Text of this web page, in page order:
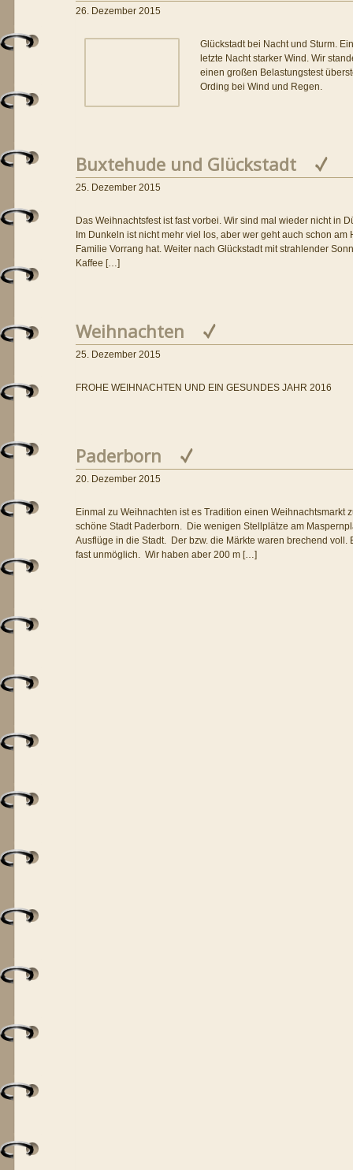
26. Dezember 2015
Glückstadt bei Nacht und Sturm.
letzte Nacht starker Wind. Wir
einen großen Belastungstest
Ording bei Wind und Regen.
Buxtehude und Glückstadt
25. Dezember 2015
Das Weihnachtsfest ist fast vorbei. Wir sind mal wieder nicht in
Im Dunkeln ist nicht mehr viel los, aber wer geht auch schon
Familie Vorrang hat. Weiter nach Glückstadt mit strahlender
Kaffee […]
Weihnachten
25. Dezember 2015
FROHE WEIHNACHTEN UND EIN GESUNDES JAHR 2016
Paderborn
20. Dezember 2015
Einmal zu Weihnachten ist es Tradition einen
schöne Stadt Paderborn. Die wenigen Stellplätze am
Ausflüge in die Stadt. Der bzw. die Märkte waren brechend voll.
fast unmöglich. Wir haben aber 200 m […]